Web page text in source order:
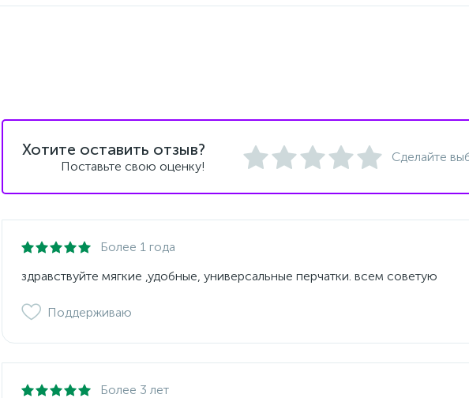
Хотите оставить отзыв?
Поставьте свою оценку!
Сделайте
Более 1 года
здравствуйте мягкие ,удобные, универсальные перчатки. всем советую
Поддерживаю
Более 3 лет